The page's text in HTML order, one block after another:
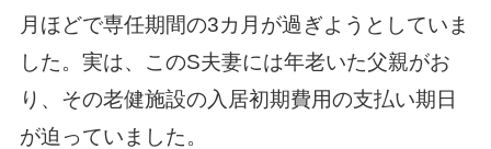
月ほどで専任期間の3カ月が過ぎようとしていま
した。実は、このS夫妻には年老いた父親がお
り、その老健施設の入居初期費用の支払い期日
が迫っていました。